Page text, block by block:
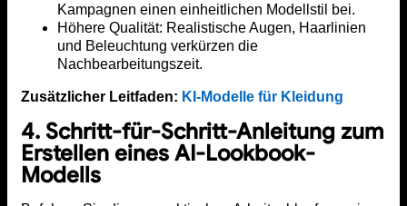
Kampagnen einen einheitlichen Modellstil bei.
Höhere Qualität: Realistische Augen, Haarlinien
und Beleuchtung verkürzen die
Nachbearbeitungszeit.
Zusätzlicher Leitfaden: KI-Modelle für Kleidung
4. Schritt-für-Schritt-Anleitung zum
Erstellen eines AI-Lookbook-
Modells